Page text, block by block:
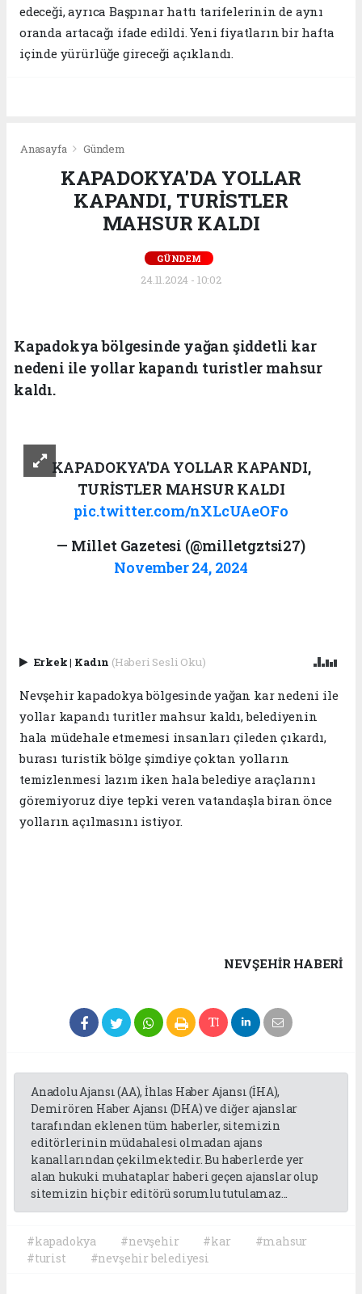
edeceği, ayrıca Başpınar hattı tarifelerinin de aynı
oranda artacağı ifade edildi. Yeni fiyatların bir hafta
içinde yürürlüğe gireceği açıklandı.
Anasayfa Gündem
KAPADOKYA'DA YOLLAR
KAPANDI, TURİSTLER
MAHSUR KALDI
GÜNDEM
24.11.2024 - 10:02
Kapadokya bölgesinde yağan şiddetli kar
nedeni ile yollar kapandı turistler mahsur
kaldı.
KAPADOKYA'DA YOLLAR KAPANDI,
TURİSTLER MAHSUR KALDI
pic.twitter.com/nXLcUAeOFo
— Millet Gazetesi (@milletgztsi27)
November 24, 2024
Erkek| Kadın (Haberi Sesli Oku)
Nevşehir kapadokya bölgesinde yağan kar nedeni ile
yollar kapandı turitler mahsur kaldı, belediyenin
hala müdehale etmemesi insanları çileden çıkardı,
burası turistik bölge şimdiye çoktan yolların
temizlenmesi lazım iken hala belediye araçlarını
göremiyoruz diye tepki veren vatandaşla biran önce
yolların açılmasını istiyor.
NEVŞEHIR HABERİ
Anadolu Ajansı (AA), İhlas Haber Ajansı (İHA),
Demirören Haber Ajansı (DHA) ve diğer ajanslar
tarafından eklenen tüm haberler, sitemizin
editörlerinin müdahalesi olmadan ajans
kanallarından çekilmektedir. Bu haberlerde yer
alan hukuki muhataplar haberi geçen ajanslar olup
sitemizin hiç bir editörü sorumlu tutulamaz...
#kapadokya #nevşehir #kar
#mahsur
#turist
#nevşehir belediyesi